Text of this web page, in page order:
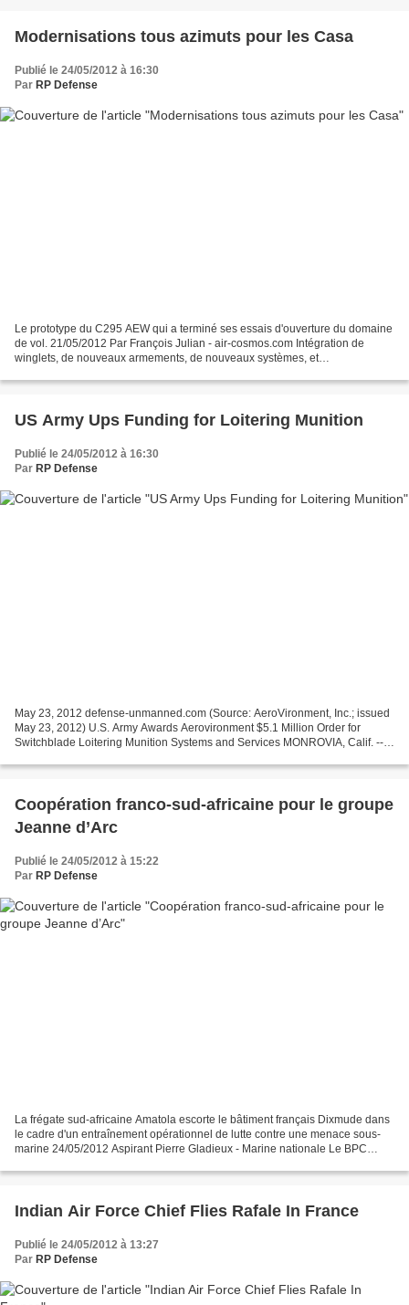
Modernisations tous azimuts pour les Casa
Publié le 24/05/2012 à 16:30
Par RP Defense
Le prototype du C295 AEW qui a terminé ses essais d'ouverture du domaine
de vol. 21/05/2012 Par François Julian - air-cosmos.com Intégration de
winglets, de nouveaux armements, de nouveaux systèmes, et
US Army Ups Funding for Loitering Munition
Publié le 24/05/2012 à 16:30
Par RP Defense
May 23, 2012 defense-unmanned.com (Source: AeroVironment, Inc.; issued
May 23, 2012) U.S. Army Awards Aerovironment $5.1 Million Order for
Switchblade Loitering Munition Systems and Services MONROVIA, Calif. ---
Coopération franco-sud-africaine pour le groupe
Jeanne d’Arc
Publié le 24/05/2012 à 15:22
Par RP Defense
La frégate sud-africaine Amatola escorte le bâtiment français Dixmude dans
le cadre d'un entraînement opérationnel de lutte contre une menace sous-
marine 24/05/2012 Aspirant Pierre Gladieux - Marine nationale Le BPC
Indian Air Force Chief Flies Rafale In France
Publié le 24/05/2012 à 13:27
Par RP Defense